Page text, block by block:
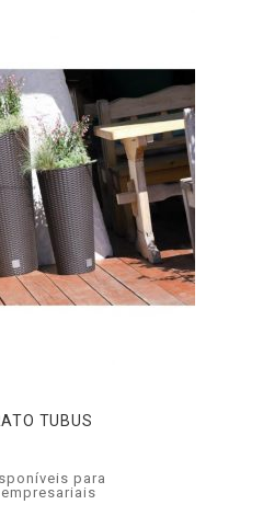
TUBUS
para